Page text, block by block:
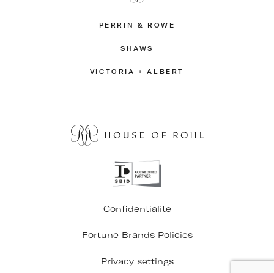
PERRIN & ROWE
SHAWS
VICTORIA + ALBERT
Confidentialite
Fortune Brands Policies
Privacy settings